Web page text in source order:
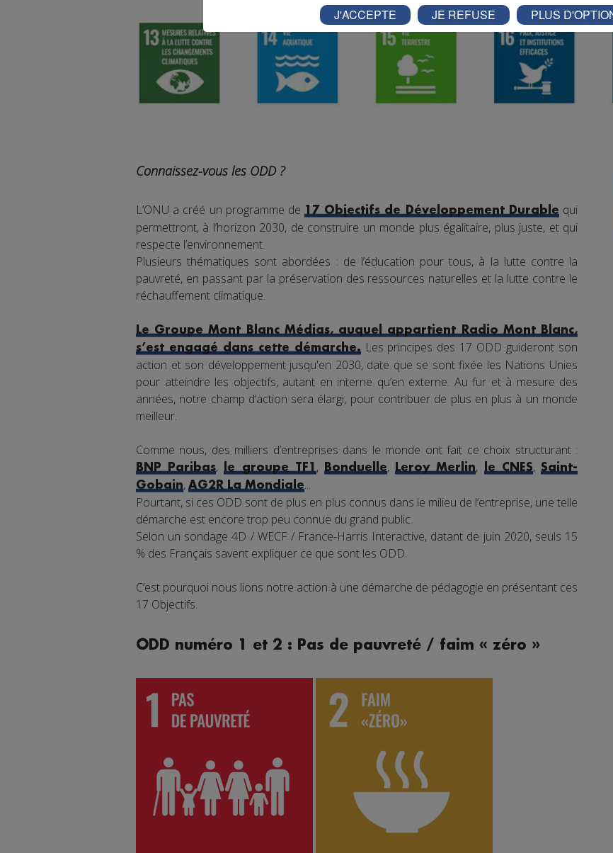
Connaissez-vous les ODD ?
L’ONU a créé un programme de17 Objectifs de Développement Durablequi
permettront, à l’horizon 2030, de construire un monde plus égalitaire, plus juste, et qui
respecte l’environnement.
Plusieurs thématiques sont abordées : de l’éducation pour tous, à la lutte contre la
pauvreté, en passant par la préservation des ressources naturelles et la lutte contre le
réchauffement climatique.
Le Groupe Mont Blanc Médias, auquel appartient Radio Mont Blanc,
s’est engagé dans cette démarche.Les principes des 17 ODD guideront son
action et son développement jusqu'en 2030, date que se sont fixée les Nations Unies
pour atteindre les objectifs, autant en interne qu’en externe. Au fur et à mesure des
années, notre champ d’action sera élargi, pour contribuer de plus en plus à un monde
meilleur.
Comme nous, des milliers d’entreprises dans le monde ont fait ce choix structurant :
BNP Paribas, le groupe TF1 , Bonduelle, Leroy Merlin, le CNES,Saint-
Gobain, AG2R La Mondiale...
Pourtant, si ces ODD sont de plus en plus connus dans le milieu de l’entreprise, une telle
démarche est encore trop peu connue du grand public.
Selon un sondage 4D / WECF / France-Harris Interactive, datant de juin 2020, seuls 15
% des Français savent expliquer ce que sont les ODD.
C’est pourquoi nous lions notre action à une démarche de pédagogie en présentant ces
17 Objectifs.
ODD numéro 1 et 2 : Pas de pauvreté / faim « zéro »
J'ACCEPTE JE REFUSE PLUS